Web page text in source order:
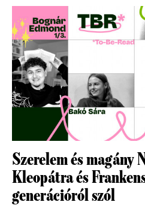
Szerelem és magány
Kleopátra és
generációról szól